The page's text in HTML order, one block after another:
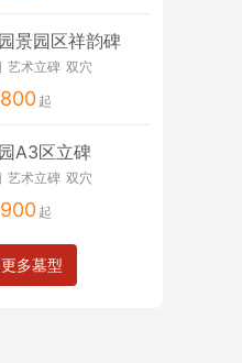
景园区祥韵碑
艺术立碑 双穴
A3区立碑
艺术立碑 双穴
多墓型